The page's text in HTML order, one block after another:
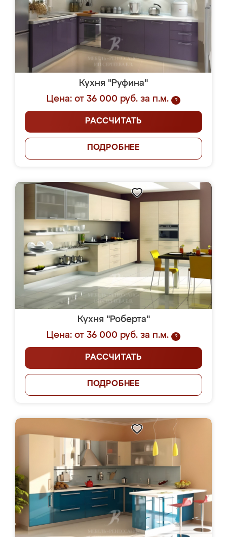
Кухня "Руфина"
Цена: от 36 000 руб. за п.м.
?
РАССЧИТАТЬ
ПОДРОБНЕЕ
Кухня "Роберта"
Цена: от 36 000 руб. за п.м.
?
РАССЧИТАТЬ
ПОДРОБНЕЕ